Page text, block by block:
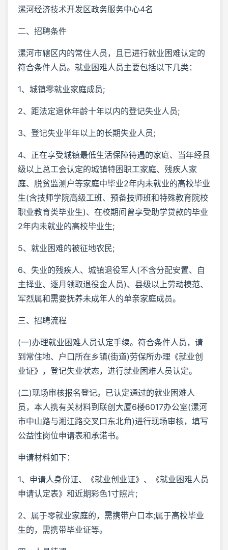
漯河经济技术开发区政务服务中心4名
二、招聘条件
漯河市辖区内的常住人员，且已进行就业困难认定的
符合条件人员。就业困难人员主要包括以下几类：
1、城镇零就业家庭成员;
2、距法定退休年龄十年以内的登记失业人员;
3、登记失业半年以上的长期失业人员;
4、正在享受城镇最低生活保障待遇的家庭、当年经县
级以上总工会认定的城镇特困职工家庭、残疾人家
庭、脱贫监测户等家庭中毕业2年内未就业的高校毕业
生(含技师学院高级工班、预备技师班和特殊教育院校
职业教育类毕业生)、在校期间曾享受助学贷款的毕业
2年内未就业的高校毕业生;
5、就业困难的被征地农民;
6、失业的残疾人、城镇退役军人(不含分配安置、自
主择业、逐月领取退役金人员)、县级以上劳动模范、
军烈属和需要抚养未成年人的单亲家庭成员。
三、招聘流程
(一)办理就业困难人员认定手续。符合条件人员，请
到常住地、户口所在乡镇(街道)劳保所办理《就业创
业证》，登记失业状态，进行就业困难人员认定。
(二)现场审核报名登记。已认定通过的就业困难人
员，本人携有关材料到联创大厦6楼6017办公室(漯河
市中山路与湘江路交叉口东北角)进行现场审核，填写
公益性岗位申请表和承诺书。
申请材料如下：
1、申请人身份证、《就业创业证》、《就业困难人员
申请认定表》和近期彩色1寸照片;
2、属于零就业家庭的，需携带户口本;属于高校毕业
生的，需携带毕业证等。